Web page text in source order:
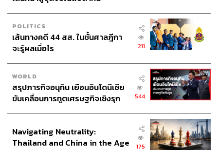
POLITICS
เส้นทางคดี 44 สส. ในชั้นศาลฎีกา
จะรู้ผลเมื่อไร
211
WORLD
สรุปภารกิจอนุทิน เยือนอินโดนีเซีย
ขับเคลื่อนการทูตเศรษฐกิจเชิงรุก
544
Navigating Neutrality:
Thailand and China in the Age
175